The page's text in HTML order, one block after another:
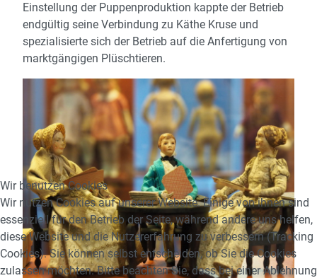
Einstellung der Puppenproduktion kappte der Betrieb
endgültig seine Verbindung zu Käthe Kruse und
spezialisierte sich der Betrieb auf die Anfertigung von
marktgängigen Plüschtieren.
Wir benutzen Cookies
Wir nutzen Cookies auf unserer Website. Einige von ihnen sind
essenziell für den Betrieb der Seite, während andere uns helfen,
diese Website und die Nutzererfahrung zu verbessern (Tracking
Cookies). Sie können selbst entscheiden, ob Sie die Cookies
zulassen möchten. Bitte beachten Sie, dass bei einer Ablehnung